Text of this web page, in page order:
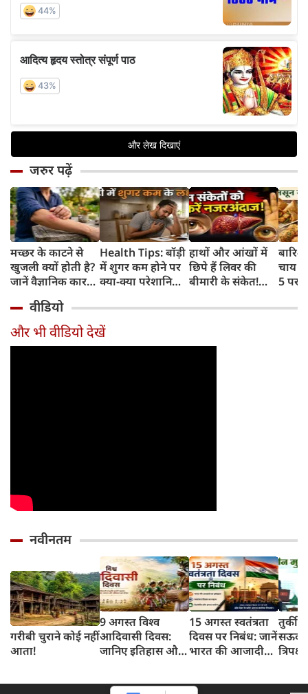
जरुर पढ़ें
मच्छर के काटने से
खुजली क्यों होती है?
जानें वैज्ञानिक कारण
Health Tips: बॉड़ी
में शुगर कम होने पर
क्या-क्या परेशानियां
बातें
हाथों और आंखों में
छिपे हैं लिवर की
बीमारी के संकेत!
नजरअंदाज
चाय
5
वीडियो
और भी वीडियो देखें
नवीनतम
गरीबी चुराने कोई नहीं
आता!
9 अगस्त विश्व
आदिवासी दिवस:
जानिए इतिहास और
15 अगस्त स्वतंत्रता
दिवस पर निबंध: जानें
भारत की आजादी
तुर्की,
सऊदी